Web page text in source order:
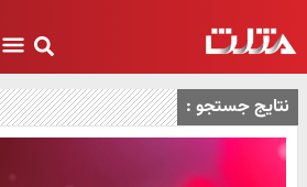
نتایج جستجو :